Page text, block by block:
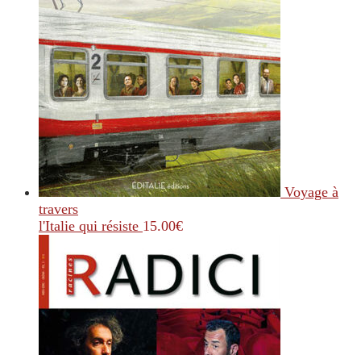
Voyage à
travers
l'Italie qui résiste 15.00€